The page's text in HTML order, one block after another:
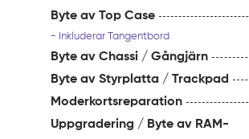
Byte av Top Case
- Inkluderar Tangentbord
Byte av Chassi / Gångjärn
Byte av Styrplatta / Trackpad
Moderkortsreparation
Uppgradering / Byte av RAM-